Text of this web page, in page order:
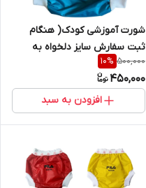
شورت آموزشی کودک( هنگام
ثبت سفارش سایز دلخواه به
پشتیبان سایت اعلام شود)
500,000
10%
450,000
افزودن به سبد